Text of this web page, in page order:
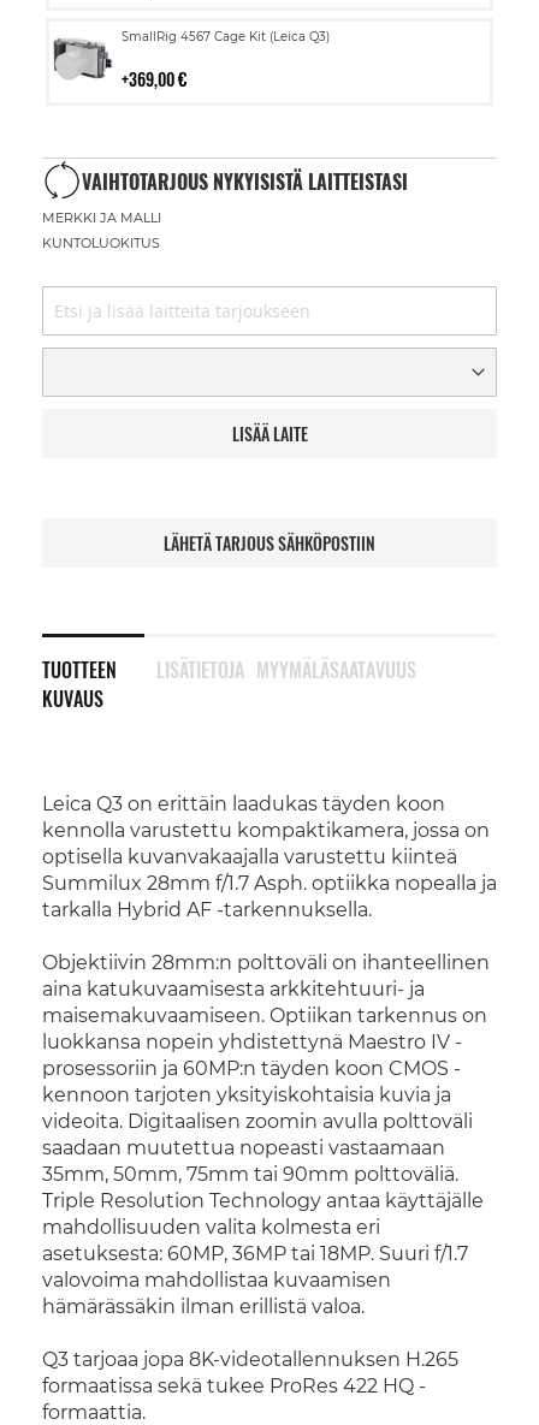
SmallRig 4567 Cage Kit (Leica Q3)
369,00 €
Lisää
VAIHTOTARJOUS NYKYISISTÄ LAITTEISTASI
MERKKI JA MALLI
KUNTOLUOKITUS
LISÄÄ LAITE
LÄHETÄ TARJOUS SÄHKÖPOSTIIN
TUOTTEEN
KUVAUS
Leica Q3 on erittäin laadukas täyden koon
kennolla varustettu kompaktikamera, jossa on
optisella kuvanvakaajalla varustettu kiinteä
Summilux 28mm f/1.7 Asph. optiikka nopealla ja
tarkalla Hybrid AF -tarkennuksella.
Objektiivin 28mm:n polttoväli on ihanteellinen
aina katukuvaamisesta arkkitehtuuri- ja
maisemakuvaamiseen. Optiikan tarkennus on
luokkansa nopein yhdistettynä Maestro IV -
prosessoriin ja 60MP:n täyden koon CMOS -
kennoon tarjoten yksityiskohtaisia kuvia ja
videoita. Digitaalisen zoomin avulla polttoväli
saadaan muutettua nopeasti vastaamaan
35mm, 50mm, 75mm tai 90mm polttoväliä.
Triple Resolution Technology antaa käyttäjälle
mahdollisuuden valita kolmesta eri
asetuksesta: 60MP, 36MP tai 18MP. Suuri f/1.7
valovoima mahdollistaa kuvaamisen
hämärässäkin ilman erillistä valoa.
Q3 tarjoaa jopa 8K-videotallennuksen H.265
formaatissa sekä tukee ProRes 422 HQ -
formaattia.
LISÄTIETOJA MYYMÄLÄSAATAVUUS